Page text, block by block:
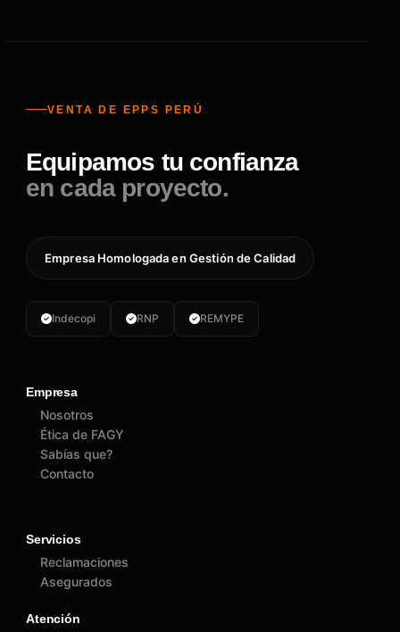
VENTA DE EPPS PERÚ
Equipamos tu confianza
en cada proyecto.
Empresa Homologada en Gestión de Calidad
Indecopi RNP REMYPE
Empresa
Nosotros
Ética de FAGY
Sabías que?
Contacto
Servicios
Reclamaciones
Asegurados
Atención